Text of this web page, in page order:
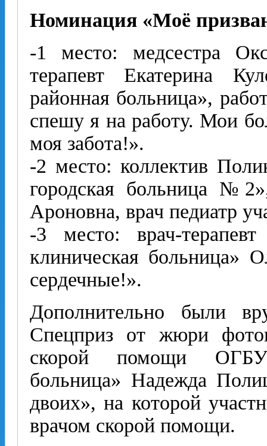
Номинация «Моё
-1 место: медсестра
терапевт Екатерина
районная больница»,
спешу я на работу. Мои
моя забота!».
-2 место: коллектив
городская больница
Ароновна, врач педиатр
-3 место: врач-
клиническая больница»
сердечные!».
Дополнительно были
Спецприз от жюри
скорой помощи
больница» Надежда
двоих», на которой
врачом скорой помощи.